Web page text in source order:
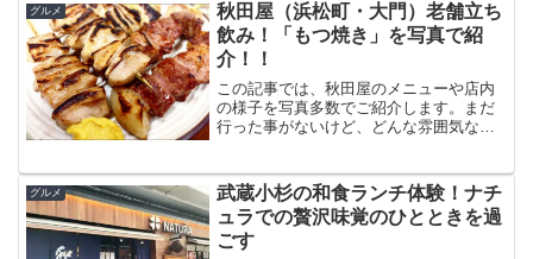
グルメ
秋田屋（浜松町・大門）老舗立ち
飲み！「もつ焼き」を写真で紹
介！！
この記事では、秋田屋のメニューや店内
の様子を写真多数でご紹介します。まだ
行った事がないけど、どんな雰囲気なん
つ焼きの「秋田屋（あきたや）」昭和4年
創業の老舗は、地元サラ...
グルメ
武蔵小杉の和食ランチ体験！ナチ
ュラでの贅沢味覚のひとときを過
ごす